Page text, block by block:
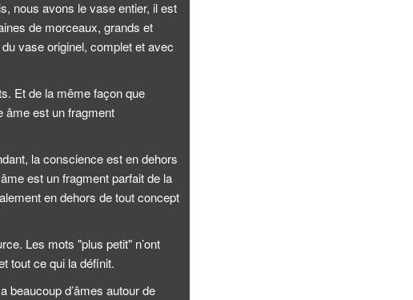
nous avons le vase entier, il est
de morceaux, grands et
vase originel, complet et avec
Et de la même façon que
âme est un fragment
la conscience est en dehors
est un fragment parfait de la
en dehors de tout concept
Les mots "plus petit" n’ont
tout ce qui la définit.
beaucoup d’âmes autour de